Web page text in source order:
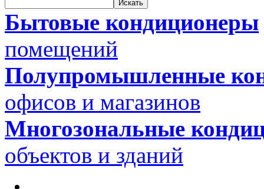
Бытовые кондиционеры
помещений
Полупромышленные
офисов и магазинов
Многозональные
объектов и зданий